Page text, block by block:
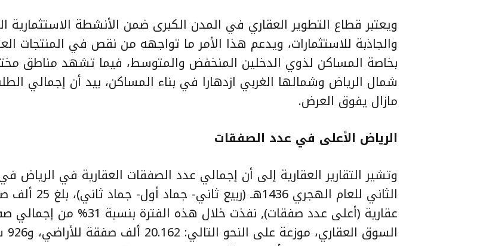
ويعتبر قطاع التطوير العقاري في المدن الكبرى ضمن الأنشطة الاستثمارية
والجاذبة للاستثمارات، ويدعم هذا الأمر ما تواجهه من نقص في المنتجات
بخاصة المساكن لذوي الدخلين المنخفض والمتوسط، فيما تشهد مناطق
شمال الرياض وشمالها الغربي ازدهارا في بناء المساكن، بيد أن إجمالي
مازال يفوق العرض.
الرياض الأعلى في عدد الصفقات
وتشير التقارير العقارية إلى أن إجمالي عدد الصفقات العقارية في الرياض في
الثاني للعام الهجري 1436هـ (ربيع
عقارية (أعلى عدد صفقات), نفذت خلال هذه الفترة بنسبة